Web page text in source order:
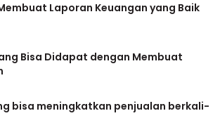
Laporan Keuangan yang Baik
Bisa Didapat dengan Membuat
bisa meningkatkan penjualan berkali-